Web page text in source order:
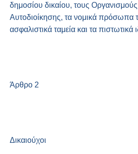
δημοσίου δικαίου, τους
Αυτοδιοίκησης, τα νομικά πρόσωπα
ασφαλιστικά ταμεία και τα πιστωτικά
Άρθρο 2
Δικαιούχοι